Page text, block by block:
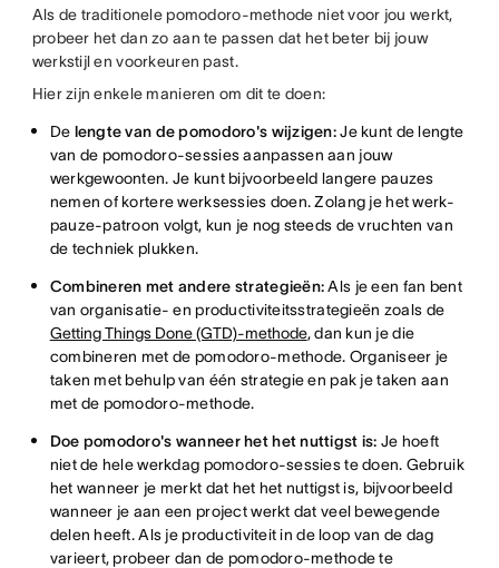
Als de traditionele pomodoro-methode niet voor jou werkt,
probeer het dan zo aan te passen dat het beter bij jouw
werkstijl en voorkeuren past.
Hier zijn enkele manieren om dit te doen:
De lengte van de pomodoro's wijzigen:Je kunt de lengte
van de pomodoro-sessies aanpassen aan jouw
werkgewoonten. Je kunt bijvoorbeeld langere pauzes
nemen of kortere werksessies doen. Zolang je het werk-
pauze-patroon volgt, kun je nog steeds de vruchten van
de techniek plukken.
Combineren met andere strategieën:Als je een fan bent
van organisatie- en productiviteitsstrategieën zoals de
Getting Things Done (GTD)-methode, dan kun je die
combineren met de pomodoro-methode. Organiseer je
taken met behulp van één strategie en pak je taken aan
met de pomodoro-methode.
Doe pomodoro's wanneer het het nuttigst is: Je hoeft
niet de hele werkdag pomodoro-sessies te doen. Gebruik
het wanneer je merkt dat het het nuttigst is, bijvoorbeeld
wanneer je aan een project werkt dat veel bewegende
delen heeft. Als je productiviteit in de loop van de dag
varieert, probeer dan de pomodoro-methode te